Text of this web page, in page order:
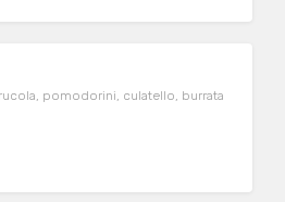
pomodorini, culatello, burrata